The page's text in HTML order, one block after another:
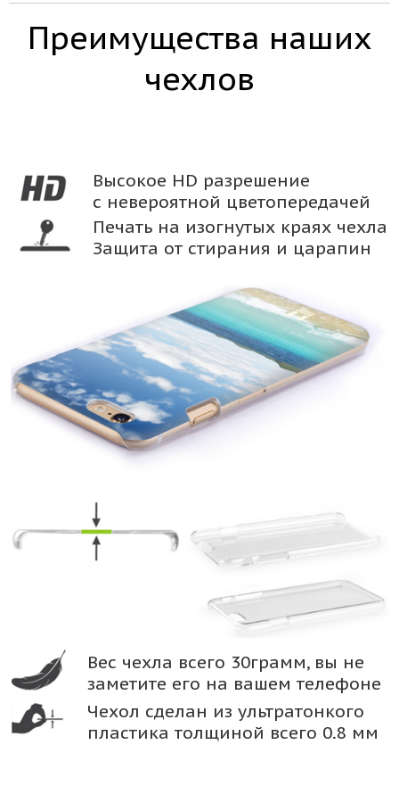
Преимущества наших
чехлов
Высокое HD разрешение
с невероятной цветопередачей
Печать на изогнутых краях чехла
Защита от стирания и царапин
Вес чехла всего 30грамм, вы не
заметите его на вашем телефоне
Чехол сделан из ультратонкого
пластика толщиной всего 0.8 мм